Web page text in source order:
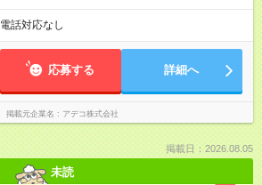
電話対応なし
応募する 詳細へ
掲載元企業名 アデコ株式会社
掲載日：2026.08.05
未読